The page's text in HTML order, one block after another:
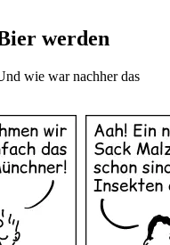
werden
wie war nachher das